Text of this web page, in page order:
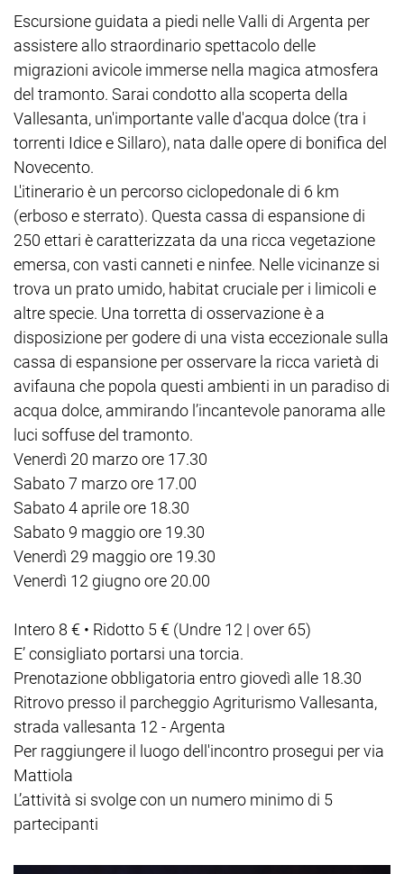
Escursione guidata a piedi nelle Valli di Argenta per
assistere allo straordinario spettacolo delle
migrazioni avicole immerse nella magica atmosfera
del tramonto. Sarai condotto alla scoperta della
Vallesanta, un'importante valle d'acqua dolce (tra i
torrenti Idice e Sillaro), nata dalle opere di bonifica del
Novecento.
L'itinerario è un percorso ciclopedonale di 6 km
(erboso e sterrato). Questa cassa di espansione di
250 ettari è caratterizzata da una ricca vegetazione
emersa, con vasti canneti e ninfee. Nelle vicinanze si
trova un prato umido, habitat cruciale per i limicoli e
altre specie. Una torretta di osservazione è a
disposizione per godere di una vista eccezionale sulla
cassa di espansione per osservare la ricca varietà di
avifauna che popola questi ambienti in un paradiso di
acqua dolce, ammirando l’incantevole panorama alle
luci soffuse del tramonto.
Venerdì 20 marzo ore 17.30
Sabato 7 marzo ore 17.00
Sabato 4 aprile ore 18.30
Sabato 9 maggio ore 19.30
Venerdì 29 maggio ore 19.30
Venerdì 12 giugno ore 20.00
Intero 8 € • Ridotto 5 € (Undre 12 | over 65)
E’ consigliato portarsi una torcia.
Prenotazione obbligatoria entro giovedì alle 18.30
Ritrovo presso il parcheggio Agriturismo Vallesanta,
strada vallesanta 12 - Argenta
Per raggiungere il luogo dell'incontro prosegui per via
Mattiola
L’attività si svolge con un numero minimo di 5
partecipanti